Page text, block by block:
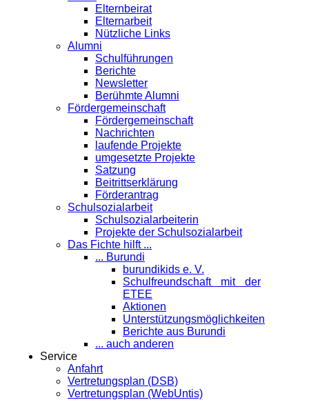
Elternbeirat
Elternarbeit
Nützliche Links
Alumni
Schulführungen
Berichte
Newsletter
Berühmte Alumni
Förder­gemeinschaft
Fördergemeinschaft
Nachrichten
laufende Projekte
umgesetzte Projekte
Satzung
Beitrittserklärung
Förderantrag
Schul­sozialarbeit
Schulsozialarbeiterin
Projekte der Schulsozialarbeit
Das Fichte hilft ...
... Burundi
burundikids e. V.
Schulfreundschaft mit der
ETEE
Aktionen
Unterstützungsmöglichkeiten
Berichte aus Burundi
... auch anderen
Service
Anfahrt
Vertretungsplan (DSB)
Vertretungsplan (WebUntis)